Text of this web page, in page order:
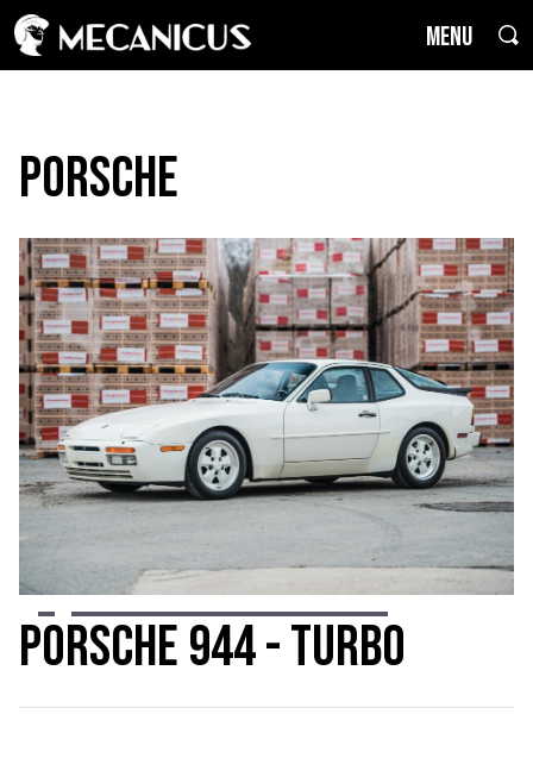
MENU
Porsche
Porsche 944 - Turbo